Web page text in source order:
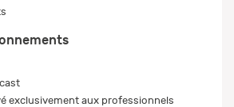
exclusivement aux professionnels